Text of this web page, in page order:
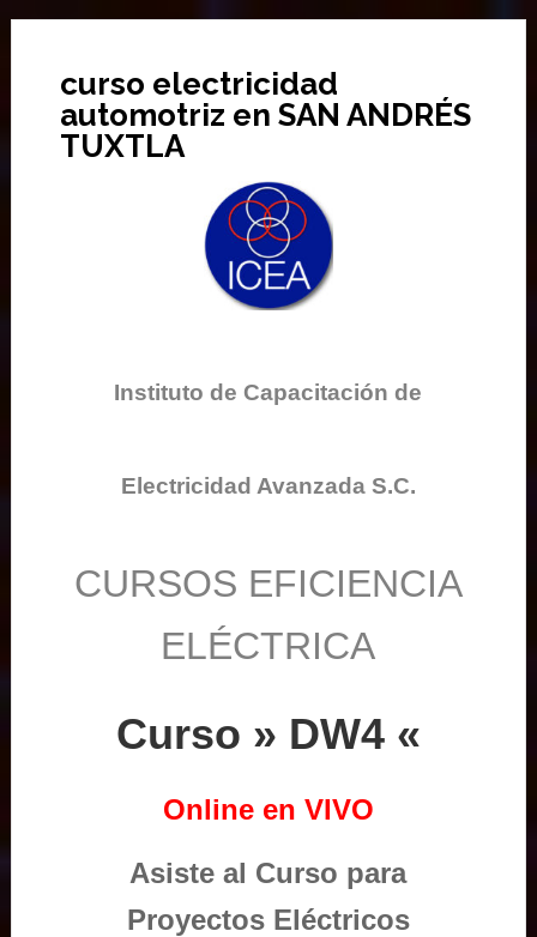
curso electricidad
automotriz en SAN ANDRÉS
TUXTLA
Instituto de Capacitación de
Electricidad Avanzada S.C.
CURSOS EFICIENCIA
ELÉCTRICA
Curso » DW4 «
Online en VIVO
Asiste al Curso para
Proyectos Eléctricos